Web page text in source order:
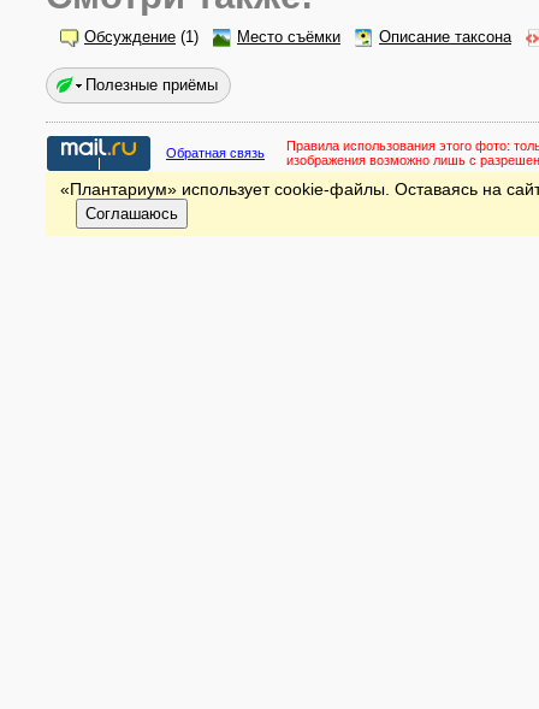
Обсуждение (1) Место съёмки Описание таксона
Полезные приёмы
Обратная связь Правила использования этого фото:
изображения возможно лишь с
«Плантариум» использует cookie-файлы. Оставаясь на
Соглашаюсь